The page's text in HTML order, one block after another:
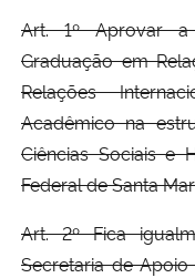
Art. 1º Aprovar
Graduação em
Relações
Acadêmico na
Ciências Sociais e
Federal de Santa
Art. 2º Fica
Secretaria de